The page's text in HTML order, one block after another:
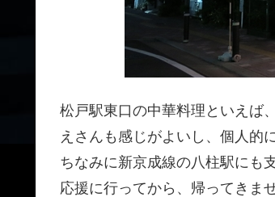
松戸駅東口の中華料理といえば
えさんも感じがよいし、個人的
ちなみに新京成線の八柱駅にも
応援に行ってから、帰ってきま